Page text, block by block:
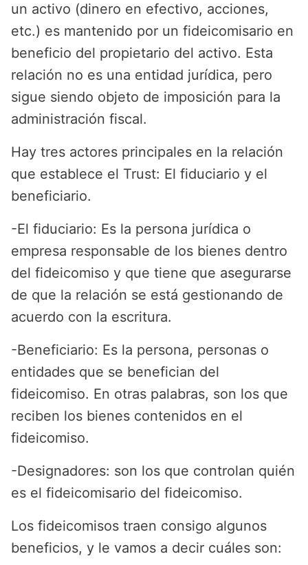
un activo (dinero en efectivo, acciones,
etc.) es mantenido por un fideicomisario en
beneficio del propietario del activo. Esta
relación no es una entidad jurídica, pero
sigue siendo objeto de imposición para la
administración fiscal.
Hay tres actores principales en la relación
que establece el Trust: El fiduciario y el
beneficiario.
-El fiduciario: Es la persona jurídica o
empresa responsable de los bienes dentro
del fideicomiso y que tiene que asegurarse
de que la relación se está gestionando de
acuerdo con la escritura.
-Beneficiario: Es la persona, personas o
entidades que se benefician del
fideicomiso. En otras palabras, son los que
reciben los bienes contenidos en el
fideicomiso.
-Designadores: son los que controlan quién
es el fideicomisario del fideicomiso.
Los fideicomisos traen consigo algunos
beneficios, y le vamos a decir cuáles son: